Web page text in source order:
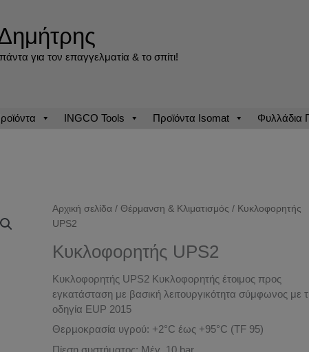
για τον επαγγελματία & το σπίτι!
INGCO Tools Προϊόντα Isomat Φυλλάδια
Αρχική σελίδα / Θέρμανση & Κλιματισμός / Κυκλοφορητής
UPS2
Κυκλοφορητής UPS2
Κυκλοφορητής UPS2 Κυκλοφορητής έτοιμος προς
εγκατάσταση με βασική λειτουργικότητα σύμφωνος με
οδηγία EUP 2015
Θερµοκρασία υγρού: +2°C έως +95°C (TF 95)
Πίεση συστήµατος: Μέγ. 10 bar